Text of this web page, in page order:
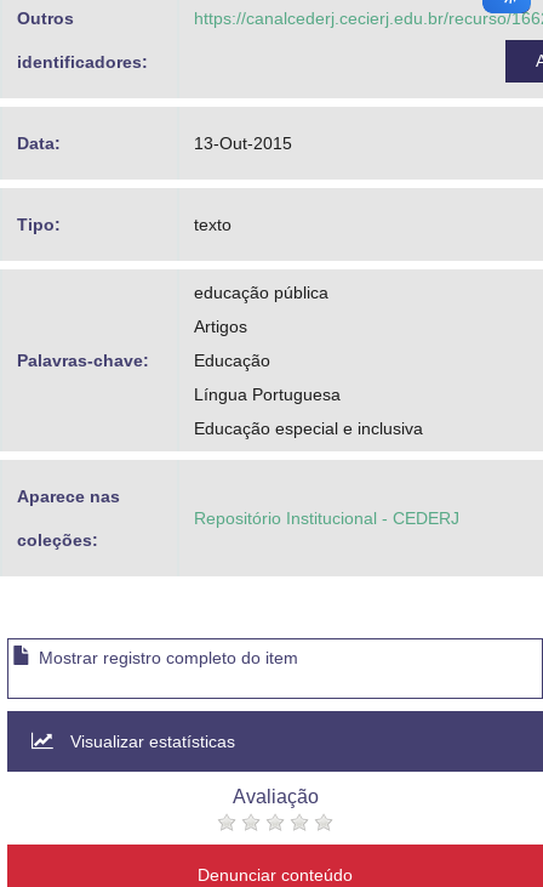
Outros
identificadores:
https://canalcederj.cecierj.edu.br/recurso/
Data: 13-Out-2015
Tipo: texto
Palavras-chave:
educação pública
Artigos
Educação
Língua Portuguesa
Educação especial e inclusiva
Aparece nas
coleções:
Repositório Institucional - CEDERJ
Mostrar registro completo do item
Visualizar estatísticas
Avaliação
Denunciar conteúdo